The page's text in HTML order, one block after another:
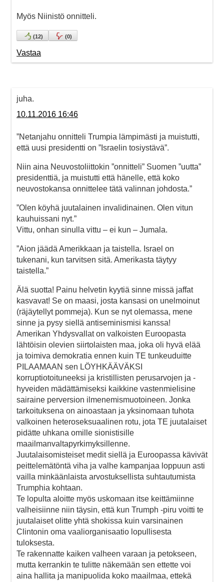
Myös Niinistö onnitteli.
(12) (0)
Vastaa
juha.
10.11.2016 16:46
”Netanjahu onnitteli Trumpia lämpimästi ja muistutti,
että uusi presidentti on ”Israelin tosiystävä”.
Niin aina Neuvostoliittokin ”onnitteli” Suomen ”uutta”
presidenttiä, ja muistutti että hänelle, että koko
neuvostokansa onnittelee tätä valinnan johdosta.”
”Olen köyhä juutalainen invalidinainen. Olen vitun
kauhuissani nyt.”
Vittu, onhan sinulla vittu – ei kun – Jumala.
”Aion jäädä Amerikkaan ja taistella. Israel on
tukenani, kun tarvitsen sitä. Amerikasta täytyy
taistella.”
Älä suotta! Painu helvetin kyytiä sinne missä jaffat
kasvavat! Se on maasi, josta kansasi on unelmoinut
(räjäytellyt pommeja). Kun se nyt olemassa, mene
sinne ja pysy siellä antiseminismisi kanssa!
Amerikan Yhdysvallat on valkoisten Euroopasta
lähtöisin olevien siirtolaisten maa, joka oli hyvä elää
ja toimiva demokratia ennen kuin TE tunkeuduitte
PILAAMAAN sen LÖYHKÄÄVÄKSI
korruptiotoituneeksi ja kristillisten perusarvojen ja -
hyveiden mädättämiseksi kaikkine vastenmielisine
sairaine perversion ilmenemismuotoineen. Jonka
tarkoituksena on ainoastaan ja yksinomaan tuhota
valkoinen heteroseksuaalinen rotu, jota TE juutalaiset
pidätte uhkana omille sionistisille
maailmanvaltapyrkimyksillenne.
Juutalaisomisteiset medit siellä ja Euroopassa kävivät
peittelemätöntä viha ja valhe kampanjaa loppuun asti
vailla minkäänlaista arvostuksellista suhtautumista
Trumphia kohtaan.
Te lopulta aloitte myös uskomaan itse keittämiinne
valheisiinne niin täysin, että kun Trumph -piru voitti te
juutalaiset olitte yhtä shokissa kuin varsinainen
Clintonin oma vaaliorganisaatio lopullisesta
tuloksesta.
Te rakennatte kaiken valheen varaan ja petokseen,
mutta kerrankin te tulitte näkemään sen ettette voi
aina hallita ja manipuolida koko maailmaa, ettekä